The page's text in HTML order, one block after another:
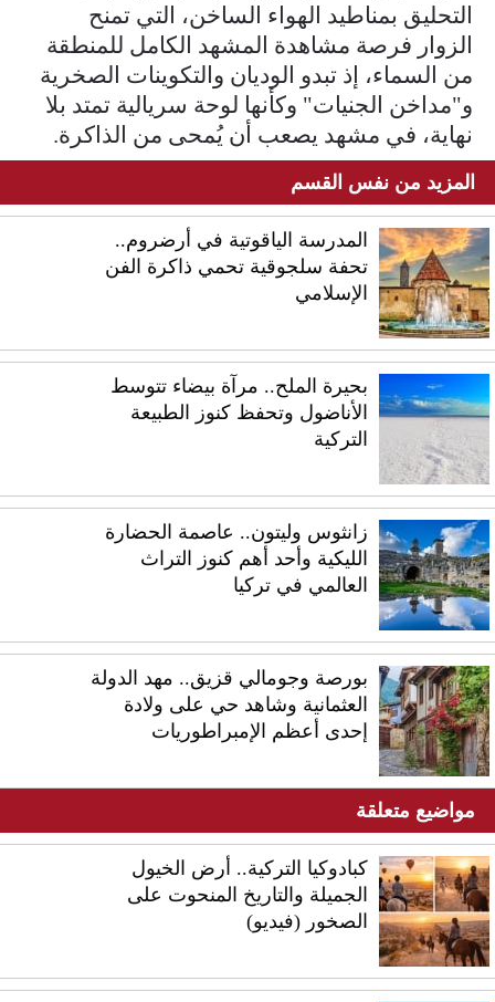
التحليق بمناطيد الهواء الساخن، التي تمنح
الزوار فرصة مشاهدة المشهد الكامل للمنطقة
من السماء، إذ تبدو الوديان والتكوينات الصخرية
و"مداخن الجنيات" وكأنها لوحة سريالية تمتد بلا
نهاية، في مشهد يصعب أن يُمحى من الذاكرة.
المزيد من نفس القسم
المدرسة الياقوتية في أرضروم..
تحفة سلجوقية تحمي ذاكرة الفن
الإسلامي
بحيرة الملح.. مرآة بيضاء تتوسط
الأناضول وتحفظ كنوز الطبيعة
التركية
زانثوس وليتون.. عاصمة الحضارة
الليكية وأحد أهم كنوز التراث
العالمي في تركيا
بورصة وجومالي قزيق.. مهد الدولة
العثمانية وشاهد حي على ولادة
إحدى أعظم الإمبراطوريات
مواضيع متعلقة
كبادوكيا التركية.. أرض الخيول
الجميلة والتاريخ المنحوت على
الصخور (فيديو)